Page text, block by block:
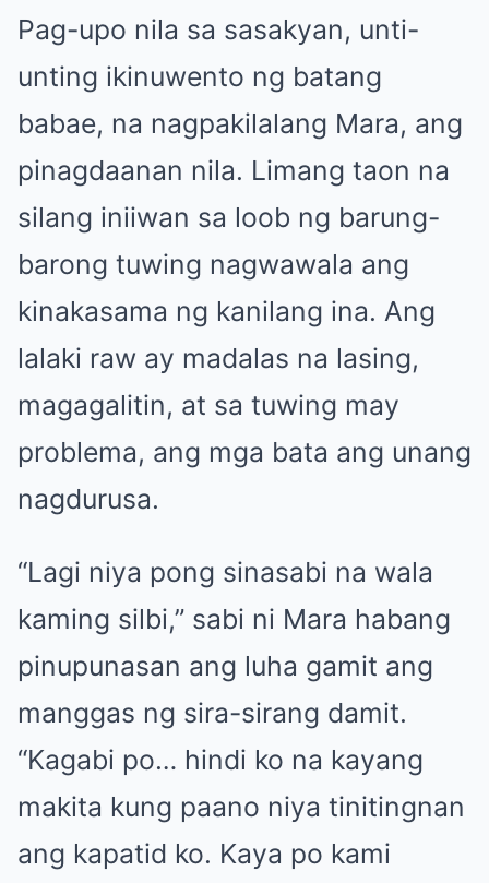
Pag-upo nila sa sasakyan, unti-
unting ikinuwento ng batang
babae, na nagpakilalang Mara, ang
pinagdaanan nila. Limang taon na
silang iniiwan sa loob ng barung-
barong tuwing nagwawala ang
kinakasama ng kanilang ina. Ang
lalaki raw ay madalas na lasing,
magagalitin, at sa tuwing may
problema, ang mga bata ang unang
nagdurusa.
“Lagi niya pong sinasabi na wala
kaming silbi,” sabi ni Mara habang
pinupunasan ang luha gamit ang
manggas ng sira-sirang damit.
“Kagabi po… hindi ko na kayang
makita kung paano niya tinitingnan
ang kapatid ko. Kaya po kami